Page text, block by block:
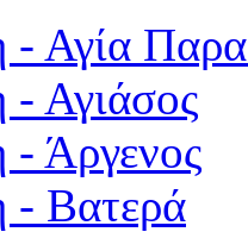
- Αγία
Αγιάσος
- Άργενος
- Βατερά